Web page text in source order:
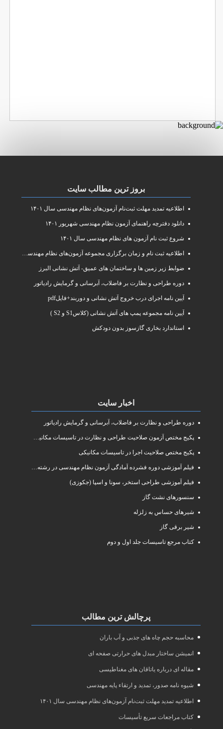
بروز ترین مطالب سایت
اطلاعیه تمدید مهلت ثبت‌نام آزمون‌های نظام مهندسی سال ۱۴۰۱
دانلود دفترچه راهنمای آزمون نظام مهندسی شهریور ۱۴۰۱
شروع ثبت نام آزمون های نظام مهندسی سال ۱۴۰۱
اطلاعیه ثبت نام و زمان برگزاری مجموعه آزمون‌های نظام مهندسی ساختمان سال ۱۴۰۱
ضوابط زیر زمین ها و ساختمان های عمیق- آتش نشانی البرز
دوره طراحی و نظارت بر فاضلاب، آبرسانی و گرمایش رادیاتور
آیین نامه اجرای درب خروج آتش نشانی و دوربند+فایلpdf
آیین نامه مجموعه پمپ های آتش نشانی (کلاسS1 و S2 )
استاندارد بخاری گازسوز بدون دودکش
اخبار سایت
دوره طراحی و نظارت بر فاضلاب، آبرسانی و گرمایش رادیاتور
پکیج مختص آزمون صلاحیت طراحی و نظارت در تاسیسات مکانیکی
پکیج مختص صلاحیت اجرا در تاسیسات مکانیکی
فیلم آموزشی دوره فشرده آمادگی آزمون نظام مهندسی در رشته طراحی و نظارت تاسیسات مکانیکی ساختمان
فیلم آموزشی طراحی استخر، سونا و اسپا (جکوزی)
سنسورهای نشت گاز
شیرهای حساس به زلزله
شیر برقی گاز
کتاب مرجع تاسیسات جلد اول و دوم
پرچالش ترین مطالب
محاسبه حجم چاه های جذبی و آب باران
انمیشن ساختار مبدل های حرارتی صفحه ای
مقاله ای درباره یاتاقان های مغناطیسی
شیوه نامه صدور، تمدید و ارتقاء پایه مهندسی
اطلاعیه تمدید مهلت ثبت‌نام آزمون‌های نظام مهندسی سال ۱۴۰۱
کتاب مراجعات سریع تأسیسات